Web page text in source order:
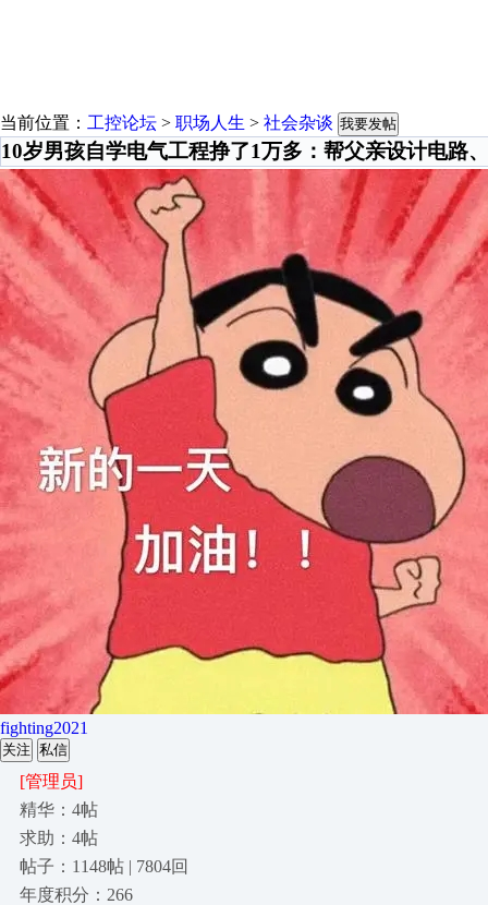
当前位置： 工控论坛 > 职场人生 > 社会杂谈 我要发帖
10岁男孩自学电气工程挣了1万多：帮父亲设计电路
fighting2021
关注 私信
[管理员]
精华：4帖
求助：4帖
帖子：1148帖 | 7804回
年度积分：266